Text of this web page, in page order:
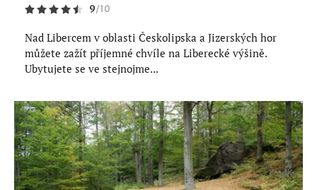
9/10
Nad Libercem v oblasti Českolipska a Jizerských hor
můžete zažít příjemné chvíle na Liberecké výšině.
Ubytujete se ve stejnojme...